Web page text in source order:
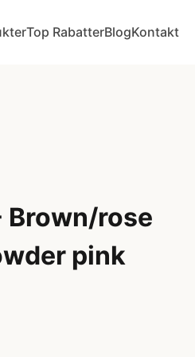
Top RabatterBlogKontakt
Brown/rose
pink